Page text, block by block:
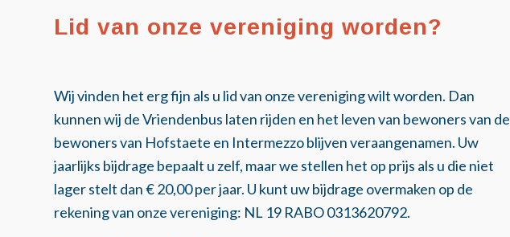
Lid van onze vereniging worden?
Wij vinden het erg fijn als u lid van onze vereniging wilt worden. Dan
kunnen wij de Vriendenbus laten rijden en het leven van bewoners van de
bewoners van Hofstaete en Intermezzo blijven veraangenamen. Uw
jaarlijks bijdrage bepaalt u zelf, maar we stellen het op prijs als u die niet
lager stelt dan € 20,00 per jaar. U kunt uw bijdrage overmaken op de
rekening van onze vereniging: NL 19 RABO 0313620792.